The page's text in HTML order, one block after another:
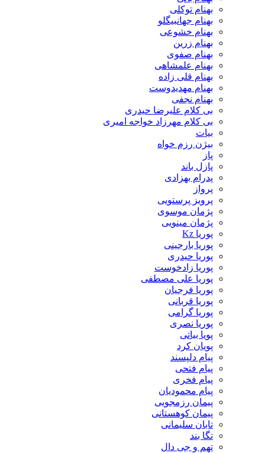
بهنام توکلی
بهنام جهانبیگلو
بهنام خشوعی
بهنام زرین
بهنام صفوی
بهنام علمشاهی
بهنام قلی زاده
بهنام مهدیدوست
بهنام نجفی
بی کلام علیرضا حیدری
بی کلام مهرزاد خواجه امیری
بیات
بیژن رزم خواه
پاز
پازل باند
پدرام بهزادی
پرواز
پرویز پرستویی
پژمان موسوی
پژمان مینویی
پوریا Kz
پوریا بارجینی
پوریا حیدری
پوریا زادخوست
پوریا علی مصطفی
پوریا فرجیان
پوریا قربانی
پوریا گرامی
پوریا نصری
پویا بیاتی
پویان کرد
پیام دلپسند
پیام فتحی
پیام فخری
پیام محمودیان
پیمان رزمجویی
پیمان کوهستانی
تابان سلیمانی
تگا بند
تهم و جی دال